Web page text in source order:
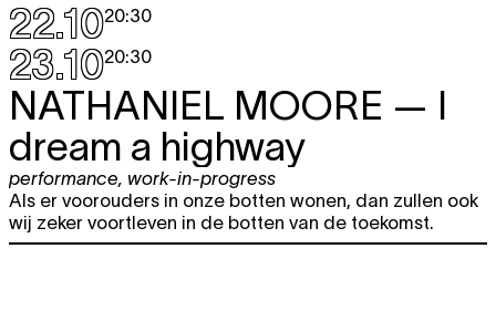
22.1020:30
23.1020:30
NATHANIEL MOORE — I
dream a highway
performance, work-in-progress
Als er voorouders in onze botten wonen, dan zullen ook
wij zeker voortleven in de botten van de toekomst.